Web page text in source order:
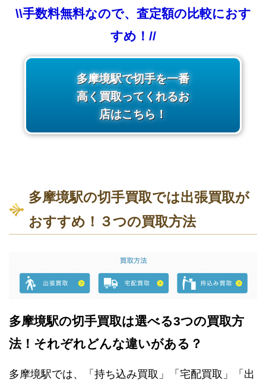
\\手数料無料なので、査定額の比較におす
すめ！//
多摩境駅で切手を一番
高く買取ってくれるお
店はこちら！
多摩境駅の切手買取では出張買取が
おすすめ！３つの買取方法
多摩境駅の切手買取は選べる3つの買取方
法！それぞれどんな違いがある？
多摩境駅では、「持ち込み買取」「宅配買取」「出